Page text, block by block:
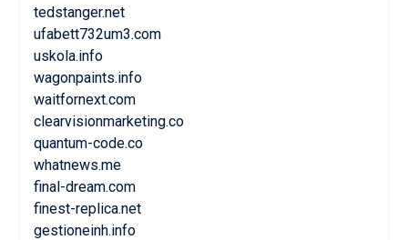
tedstanger.net
ufabett732um3.com
uskola.info
wagonpaints.info
waitfornext.com
clearvisionmarketing.co
quantum-code.co
whatnews.me
final-dream.com
finest-replica.net
gestioneinh.info